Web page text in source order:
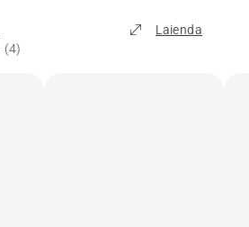
(4)
Laienda